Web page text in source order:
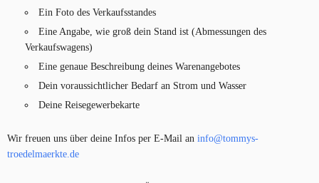
Ein Foto des Verkaufsstandes
Eine Angabe, wie groß dein Stand ist (Abmessungen des
Verkaufswagens)
Eine genaue Beschreibung deines Warenangebotes
Dein voraussichtlicher Bedarf an Strom und Wasser
Deine Reisegewerbekarte
Wir freuen uns über deine Infos per E-Mail an info@tommys-
troedelmaerkte.de